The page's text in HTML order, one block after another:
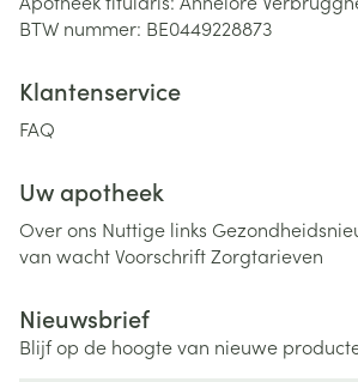
BTW nummer: BE0449228873
Klantenservice
FAQ
Uw apotheek
Over ons Nuttige links
van wachtVoorschriftZorgtarieven
Nieuwsbrief
Blijf op de hoogte van nieuwe